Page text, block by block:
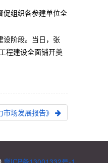
组织各参建单位全
设阶段。当日，张
程建设全面铺开奠
场发展报告》